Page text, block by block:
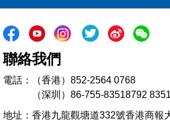
聯絡我們
電話：（香港）852-2564 0768
（深圳）86-755-83518792
地址：香港九龍觀塘道332號香港商報